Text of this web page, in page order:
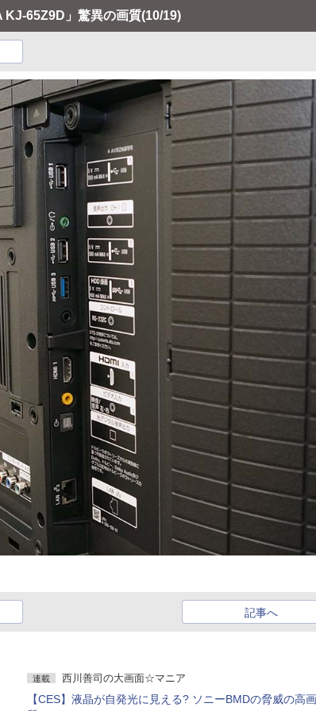
KJ-65Z9D」驚異の画質(10/19)
記事へ
連載 西川善司の大画面☆マニア
【CES】液晶が自発光に見える? ソニーBMDの脅威の高画